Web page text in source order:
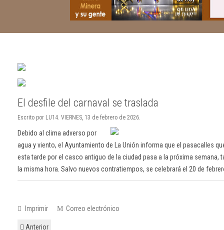
El desfile del carnaval se traslada
Escrito por LU14. VIERNES, 13 de febrero de 2026.
Debido al clima adverso por
agua y viento, el Ayuntamiento de La Unión informa que el pasacalles
esta tarde por el casco antiguo de la ciudad pasa a la próxima semana,
la misma hora. Salvo nuevos contratiempos, se celebrará el 20 de
Imprimir Correo electrónico
Anterior